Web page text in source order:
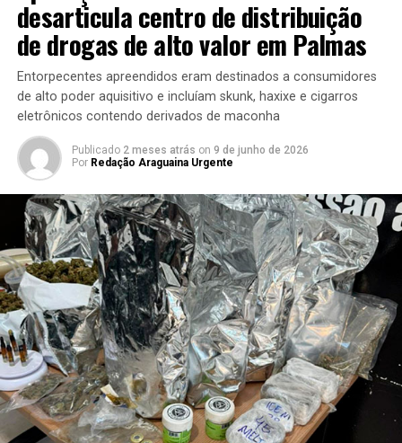
desarticula centro de distribuição
de drogas de alto valor em Palmas
Entorpecentes apreendidos eram destinados a consumidores
de alto poder aquisitivo e incluíam skunk, haxixe e cigarros
eletrônicos contendo derivados de maconha
Publicado 2 meses atrás on 9 de junho de 2026
Por Redação Araguaina Urgente